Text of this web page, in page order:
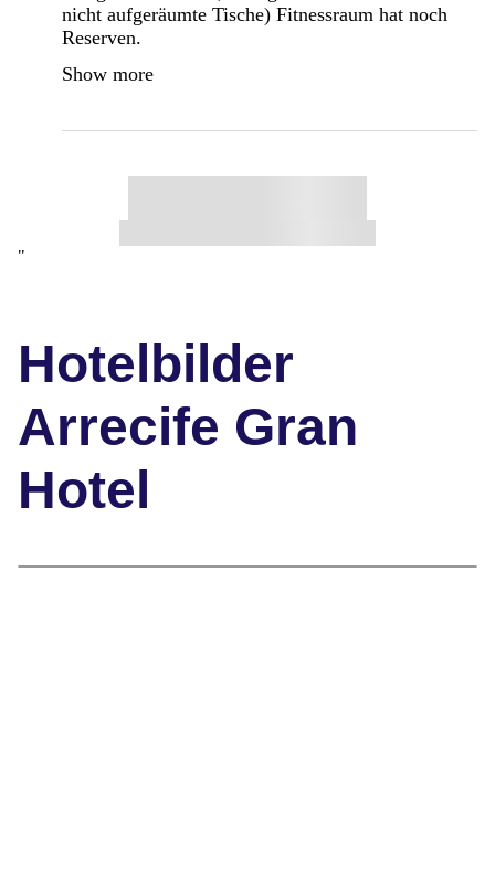
nicht aufgeräumte Tische) Fitnessraum hat noch
Reserven.
Show more
"
Hotelbilder
Arrecife Gran
Hotel